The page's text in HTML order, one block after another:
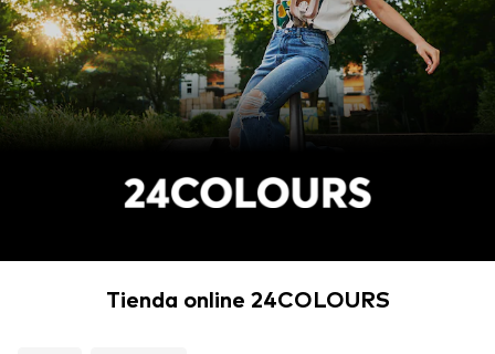
Tienda online 24COLOURS